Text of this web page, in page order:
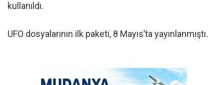
kullanıldı.
UFO dosyalarının ilk paketi, 8 Mayıs’ta yayınlanmıştı.